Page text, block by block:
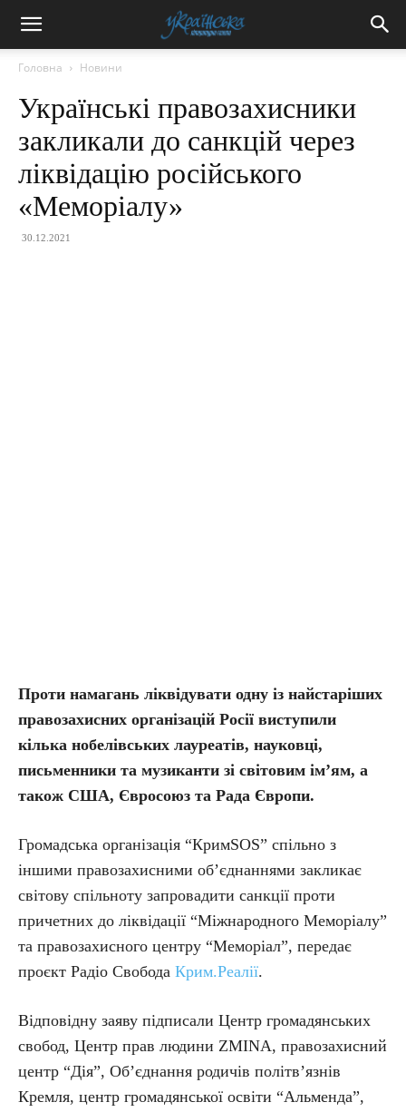
Головна Новини
Українські правозахисники
закликали до санкцій через
ліквідацію російського
«Меморіалу»
30.12.2021
Проти намагань ліквідувати одну із найстаріших
правозахисних організацій Росії виступили
кілька нобелівських лауреатів, науковці,
письменники та музиканти зі світовим імʼям, а
також США, Євросоюз та Рада Європи.
Громадська організація “КримSOS” спільно з
іншими правозахисними об’єднаннями закликає
світову спільноту запровадити санкції проти
причетних до ліквідації “Міжнародного Меморіалу”
та правозахисного центру “Меморіал”, передає
проєкт Радіо Свобода Крим.Реалії.
Відповідну заяву підписали Центр громадянських
свобод, Центр прав людини ZMINA, правозахисний
центр “Дія”, Об’єднання родичів політв’язнів
Кремля, центр громадянської освіти “Альменда”,